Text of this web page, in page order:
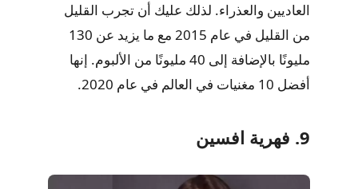
العاديين والعذراء. لذلك عليك أن تجرب القليل
من القليل في عام 2015 مع ما يزيد عن 130
مليونًا بالإضافة إلى 40 مليونًا من الألبوم. إنها
أفضل 10 مغنيات في العالم في عام 2020.
9. فهرية افسين